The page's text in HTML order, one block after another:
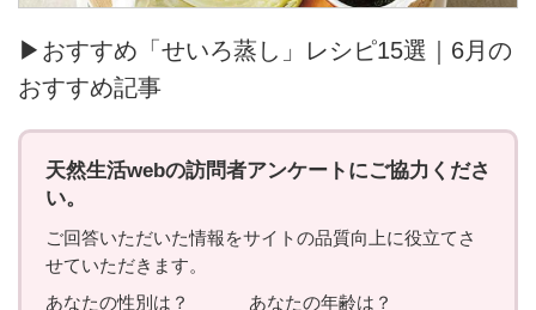
▶おすすめ「せいろ蒸し」レシピ15選｜6月の
おすすめ記事